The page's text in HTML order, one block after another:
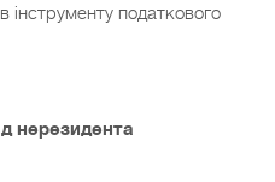
інструменту податкового
нерезидента